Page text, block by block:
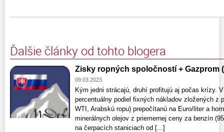
Ďalšie články od tohto blogera
Zisky ropných spoločností + Gazprom
09.03.2023
Kým jedni strácajú, druhí profitujú aj počas krízy.
percentuálny podiel fixných nákladov zložených z
WTI, Arabskú ropu) prepočítanú na Euro/liter a
minerálnych olejov z priemernej ceny za benzín
na čerpacích staniciach od [...]